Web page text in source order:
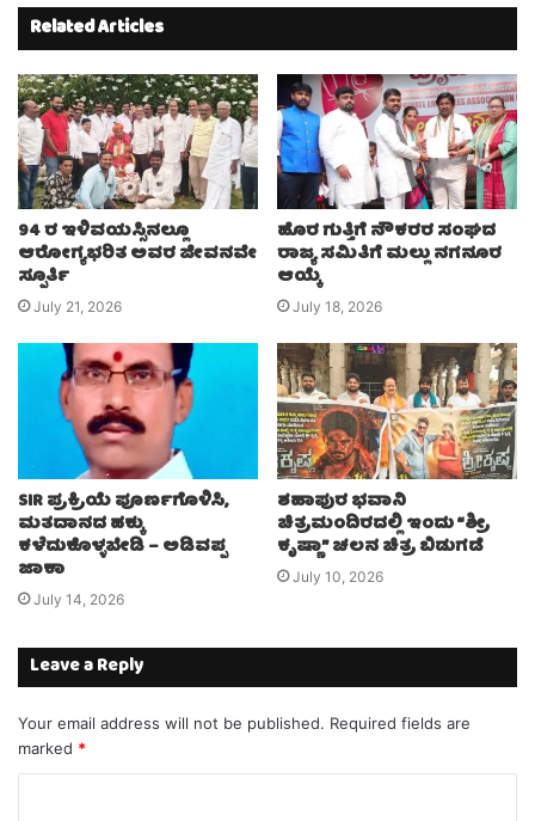
Related Articles
94 ರ ಇಳಿವಯಸ್ಸಿನಲ್ಲೂ
ಆರೋಗ್ಯಭರಿತ ಅವರ ಜೀವನವೇ
ಸ್ಪೂರ್ತಿ
July 21, 2026
ಹೊರ ಗುತ್ತಿಗೆ ನೌಕರರ ಸಂಘದ
ರಾಜ್ಯ ಸಮಿತಿಗೆ ಮಲ್ಲು ನಗನೂರ
ಆಯ್ಕೆ
July 18, 2026
SIR ಪ್ರಕ್ರಿಯೆ ಪೂರ್ಣಗೊಳಿಸಿ,
ಮತದಾನದ ಹಕ್ಕು
ಕಳೆದುಕೊಳ್ಳಬೇಡಿ – ಅಡಿವಪ್ಪ
ಜಾಕಾ
July 14, 2026
ಶಹಾಪುರ ಭವಾನಿ
ಚಿತ್ರಮಂದಿರದಲ್ಲಿ ಇಂದು “ಶ್ರೀ
ಕೃಷ್ಣಾ” ಚಲನ ಚಿತ್ರ ಬಿಡುಗಡೆ
July 10, 2026
Leave a Reply
Your email address will not be published. Required fields are
marked *